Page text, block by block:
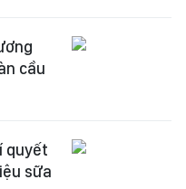
cầu
quyết
sữa